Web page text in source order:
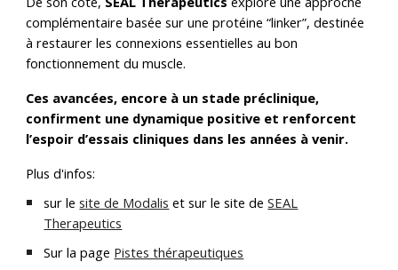
complémentaire basée sur une protéine “linker”, destinée
à restaurer les connexions essentielles au bon
fonctionnement du muscle.
Ces avancées, encore à un stade préclinique,
confirment une dynamique positive et renforcent
l’espoir d’essais cliniques dans les années à venir.
Plus d'infos:
sur lesite de Modalis et sur le site deSEAL
Therapeutics
Sur la page Pistes thérapeutiques